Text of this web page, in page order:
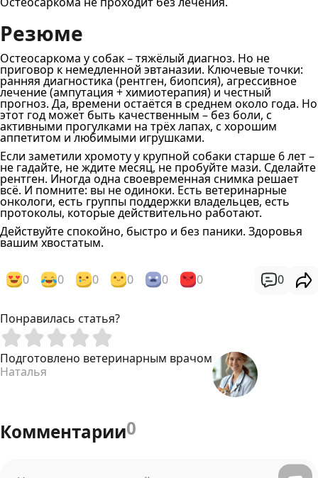
Резюме
Остеосаркома у собак – тяжёлый диагноз. Но не
приговор к немедленной эвтаназии. Ключевые точки:
ранняя диагностика (рентген, биопсия), агрессивное
лечение (ампутация + химиотерапия) и честный
прогноз. Да, времени остаётся в среднем около года. Но
этот год может быть качественным – без боли, с
активными прогулками на трёх лапах, с хорошим
аппетитом и любимыми игрушками.
Если заметили хромоту у крупной собаки старше 6 лет –
не гадайте, не ждите месяц, не пробуйте мази. Сделайте
рентген. Иногда одна своевременная снимка решает
всё. И помните: вы не одиноки. Есть ветеринарные
онкологи, есть группы поддержки владельцев, есть
протоколы, которые действительно работают.
Действуйте спокойно, быстро и без паники. Здоровья
вашим хвостатым.
0 0 0 0 0 0 0
Понравилась статья?
Подготовлено ветеринарным врачом
Наталья
Комментарии0